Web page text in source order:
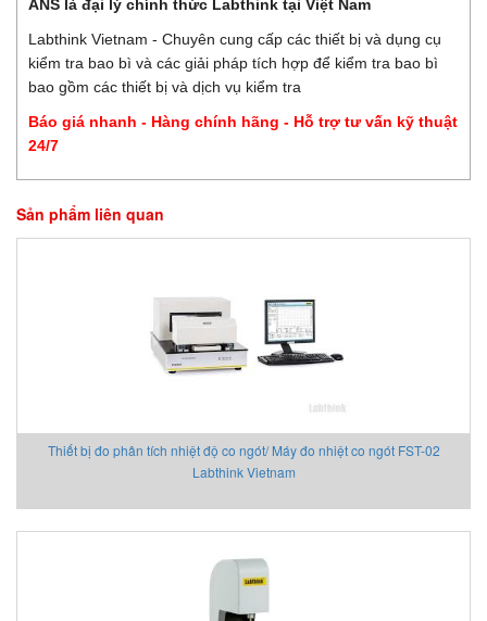
ANS là đại lý chính thức Labthink tại Việt Nam
Labthink Vietnam - Chuyên cung cấp các thiết bị và dụng cụ
kiểm tra bao bì và các giải pháp tích hợp để kiểm tra bao bì
bao gồm các thiết bị và dịch vụ kiểm tra
Báo giá nhanh - Hàng chính hãng - Hỗ trợ tư vấn kỹ thuật
24/7
Sản phẩm liên quan
Thiết bị đo phân tích nhiệt độ co ngót/ Máy đo nhiệt co ngót FST-02
Labthink Vietnam